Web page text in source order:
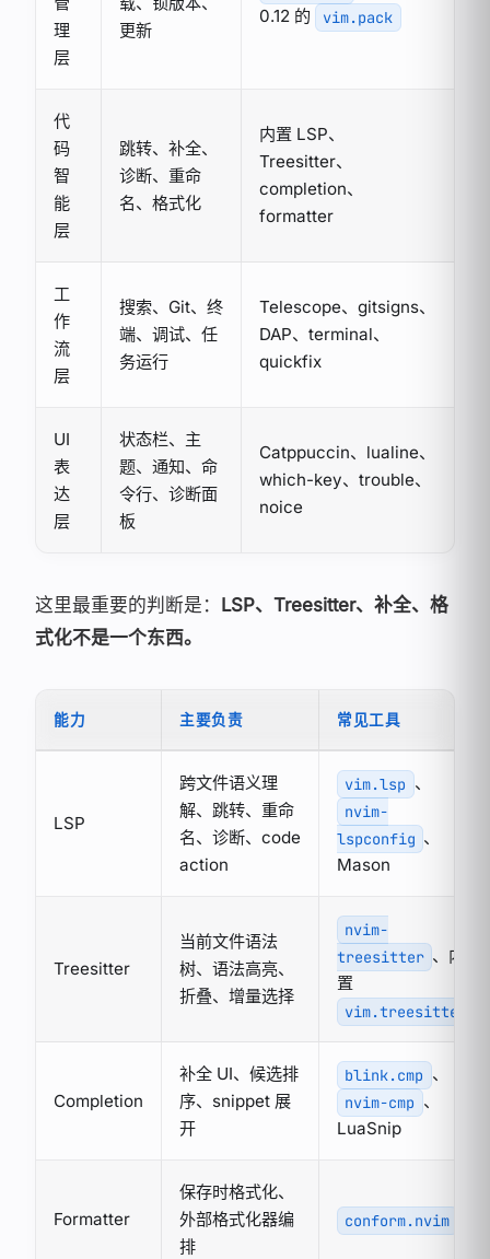
理
层
更新
0.12 的 vim.pack
代
码
智
能
层
跳转、补全、
诊断、重命
名、格式化
内置 LSP、
Treesitter、
completion、
formatter
工
作
流
层
搜索、Git、终
端、调试、任
务运行
Telescope、gitsigns、
DAP、terminal、
quickfix
UI
表
达
层
状态栏、主
题、通知、命
令行、诊断面
板
Catppuccin、lualine、
which-key、trouble、
noice
这里最重要的判断是：
LSP、Treesitter、补全、格
式化不是一个东西。
能力 主要负责 常见工具
LSP
跨文件语义理
解、跳转、重命
名、诊断、code
action
vim.lsp 、
nvim-
lspconfig 、
Mason
Treesitter
当前文件语法
树、语法高亮、
折叠、增量选择
nvim-
treesitter 、内
置
vim.treesitter
Completion
补全 UI、候选排
序、snippet 展
开
blink.cmp 、
nvim-cmp 、
LuaSnip
Formatter
保存时格式化、
外部格式化器编
排
conform.nvim